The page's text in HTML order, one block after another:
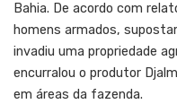
Bahia. De acordo com
homens armados,
invadiu uma propriedade
encurralou o produtor
em áreas da fazenda.